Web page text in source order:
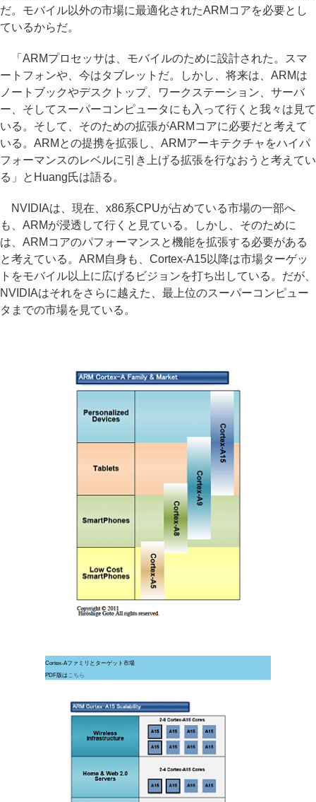
だ。モバイル以外の市場に最適化されたARMコアを必要とし
ているからだ。
「ARMプロセッサは、モバイルのために設計された。スマ
ートフォンや、今はタブレットだ。しかし、将来は、ARMは
ノートブックやデスクトップ、ワークステーション、サーバ
ー、そしてスーパーコンピュータにも入って行くと我々は見て
いる。そして、そのための拡張がARMコアに必要だと考えて
いる。ARMとの提携を拡張し、ARMアーキテクチャをハイパ
フォーマンスのレベルに引き上げる拡張を行なおうと考えてい
る」とHuang氏は語る。
NVIDIAは、現在、x86系CPUが占めている市場の一部へ
も、ARMが浸透して行くと見ている。しかし、そのために
は、ARMコアのパフォーマンスと機能を拡張する必要がある
と考えている。ARM自身も、Cortex-A15以降は市場ターゲッ
トをモバイル以上に広げるビジョンを打ち出している。だが、
NVIDIAはそれをさらに越えた、最上位のスーパーコンピュー
タまでの市場を見ている。
Cortex-Aファミリとターゲット市場
PDF版は こちら